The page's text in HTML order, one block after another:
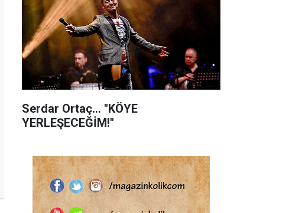
Serdar Ortaç... "KÖYE
YERLEŞECEĞİM!"